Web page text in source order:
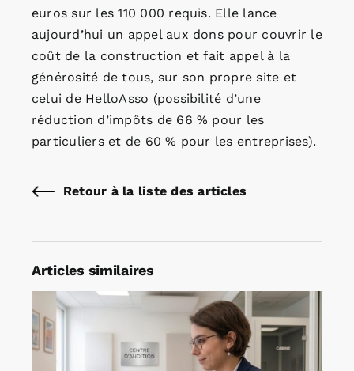
euros sur les 110 000 requis. Elle lance
aujourd’hui un appel aux dons pour couvrir le
coût de la construction et fait appel à la
générosité de tous, sur son propre site et
celui de HelloAsso (possibilité d’une
réduction d’impôts de 66 % pour les
particuliers et de 60 % pour les entreprises).
Retour à la liste des articles
Articles similaires